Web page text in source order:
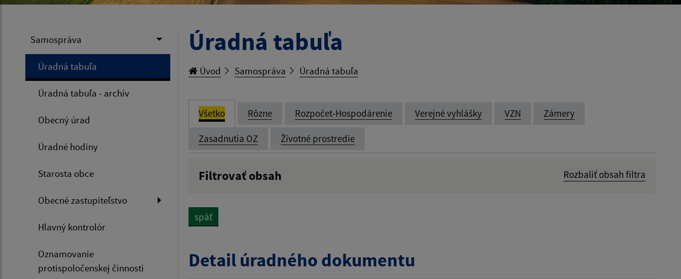
Samospráva
Úradná tabuľa
Úradná tabuľa - archív
Obecný úrad
Úradné hodiny
Starosta obce
Obecné zastupiteľstvo
Hlavný kontrolór
Oznamovanie
protispoločenskej činnosti
Úradná tabuľa
Úvod Samospráva Úradná tabuľa
Všetko Rôzne Rozpočet-Hospodárenie Verejné vyhlášky VZN Zámery
Zasadnutia OZ Životné prostredie
Filtrovať obsah Rozbaliť obsah filtra
späť
Detail úradného dokumentu